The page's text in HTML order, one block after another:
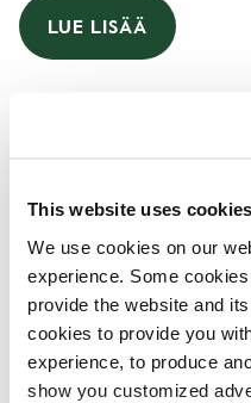
This website uses cookies
We use cookies on our
experience. Some
provide the website and
cookies to provide you
experience, to produce
show you customized
LUE LISÄÄ